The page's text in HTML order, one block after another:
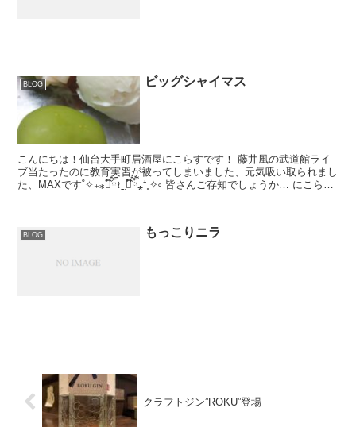
BLOG ビッグシャイマス
こんにちは！仙台大手町居酒屋にこらすです！ 藤井風の武道館ライ
ブ当たったのに教育実習が被ってしまいました、元気吸い取られまし
た、MAXです˚✧₊⁎❝᷀ົཽ≀ˍ̮ ❝᷀ົཽ⁎⁺˳✧༚ 皆さんご存知でしょうか… にこらす
BLOG もっこりニラ
クラフトジン”ROKU”登場